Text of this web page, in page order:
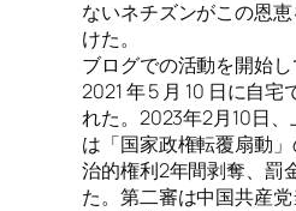
ないネチズンがこの恩
けた。
ブログでの活動を開始し
2021 年 5 月 10 日に自
れた。2023年2月10日
は「国家政権転覆扇動
治的権利2年間剥奪、罰
た。第二審は中国共産